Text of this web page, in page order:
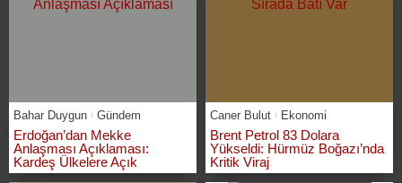
Bahar Duygun Gündem
Erdoğan’dan Mekke
Anlaşması Açıklaması:
Kardeş Ülkelere Açık
Caner Bulut Ekonomi
Brent Petrol 83 Dolara
Yükseldi: Hürmüz Boğazı’nda
Kritik Viraj